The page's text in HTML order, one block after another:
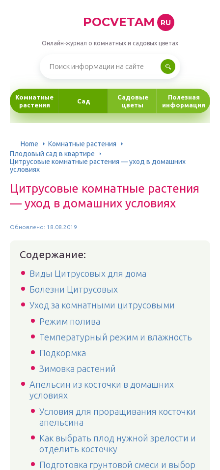
POCVETAM RU
Онлайн-журнал о комнатных и садовых цветах
Комнатные
растения
Сад
Садовые
цветы
Полезная
информация
Home
Комнатные растения
Плодовый сад в квартире
Цитрусовые комнатные растения — уход в домашних
условиях
Цитрусовые комнатные растения
— уход в домашних условиях
Обновлено: 18.08.2019
Содержание:
Виды Цитрусовых для дома
Болезни Цитрусовых
Уход за комнатными цитрусовыми
Режим полива
Температурный режим и влажность
Подкормка
Зимовка растений
Апельсин из косточки в домашних
условиях
Условия для проращивания косточки
апельсина
Как выбрать плод нужной зрелости и
отделить косточку
Подготовка грунтовой смеси и выбор